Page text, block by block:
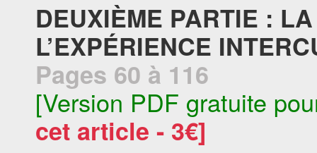
DEUXIÈME PARTIE :
L’EXPÉRIENCE
Pages 60 à 116
[Version PDF gratuite
cet article - 3€]